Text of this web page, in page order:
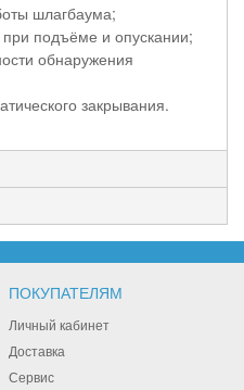
шлагбаума;
подъёме и опускании;
обнаружения
закрывания.
ПОКУПАТЕЛЯМ
Личный кабинет
Доставка
Сервис